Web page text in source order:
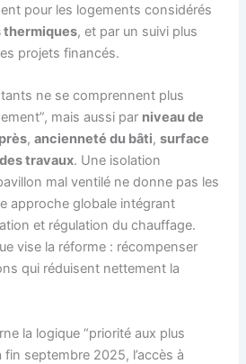
pour les logements considérés
thermiques, et par un suivi plus
projets financés.
ne se comprennent plus
mais aussi par niveau de
,ancienneté du bâti,surface
travaux. Une isolation
mal ventilé ne donne pas les
approche globale intégrant
et régulation du chauffage.
vise la réforme : récompenser
qui réduisent nettement la
la logique “priorité aux plus
fin septembre 2025, l’accès à